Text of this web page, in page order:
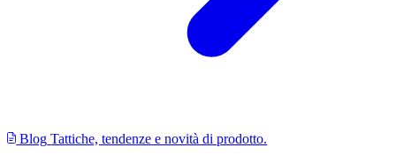
Blog Tattiche, tendenze e novità di prodotto.